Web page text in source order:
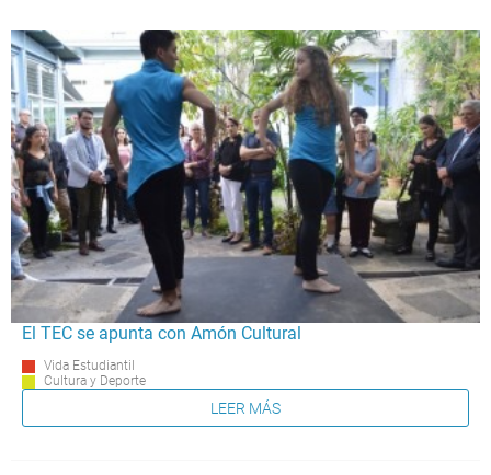
El TEC se apunta con Amón Cultural
Vida Estudiantil
Cultura y Deporte
LEER MÁS